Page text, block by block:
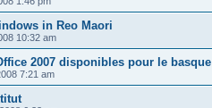
in Reo Maori
10:32 am
2007 disponibles pour le basque
7:21 am